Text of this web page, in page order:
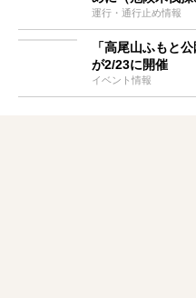
運行・通行止め情報
「高尾山ふもと
が2/23に開催
イベント情報